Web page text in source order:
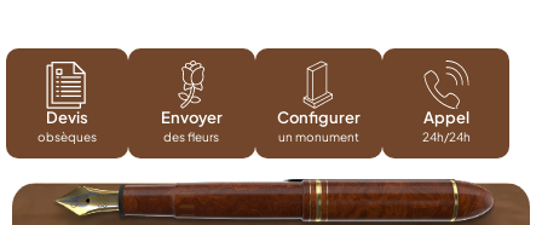
Devis
obsèques
Envoyer
des fleurs
Configurer
un monument
Appel
24h/24h